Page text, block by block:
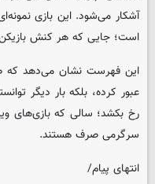
آشکار می‌شود. این بازی
است؛ جایی که هر کنش
عبور کرده، بلکه بار دیگر
رخ بکشد؛ سالی که بازی‌های
سرگرمی صرف هستند.
انتهای پیام/